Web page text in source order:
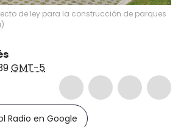
de ley para la construcción de parques
)
GMT-5
Radio en Google